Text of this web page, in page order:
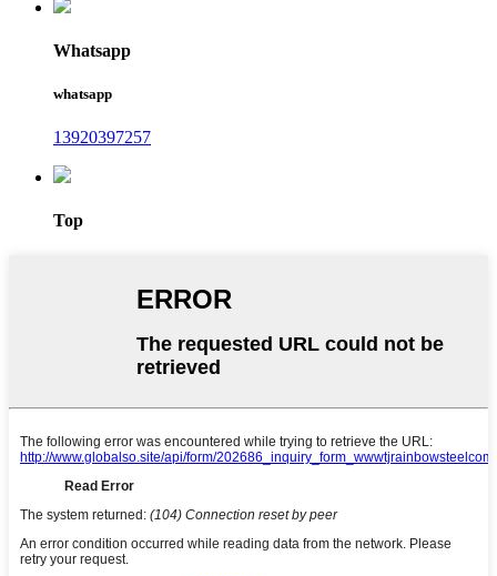
Whatsapp
whatsapp
13920397257
Top